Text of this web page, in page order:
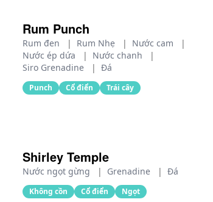
Rum Punch
Rum đen | Rum Nhẹ | Nước cam
|
Nước ép dứa
| Nước chanh
|
Siro Grenadine
| Đá
Punch Cổ điển Trái cây
Shirley Temple
Nước ngọt gừng | Grenadine | Đá
Không cồn Cổ điển Ngọt